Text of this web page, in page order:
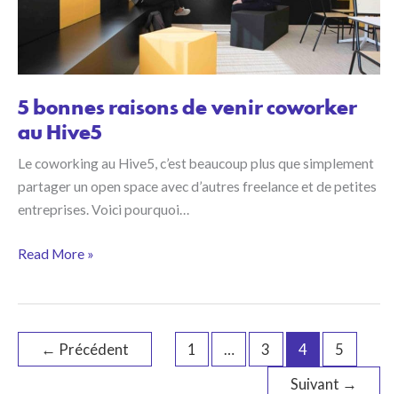
5 bonnes raisons de venir coworker
au Hive5
Le coworking au Hive5, c’est beaucoup plus que simplement
partager un open space avec d’autres freelance et de petites
entreprises. Voici pourquoi…
5
coworker
Read More »
← Précédent 1 … 3 4
5
Suivant →